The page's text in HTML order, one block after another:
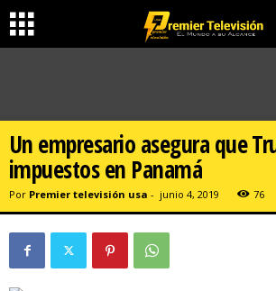
Un empresario asegura que
impuestos en Panamá
Por Premier televisión usa - junio 4, 2019 76